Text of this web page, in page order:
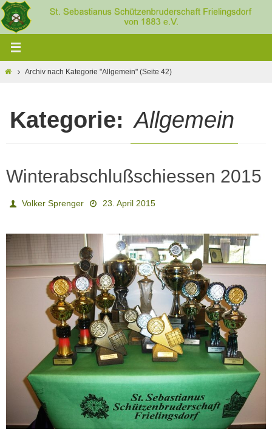
Zum
Inhalt
HomeArchiv nach Kategorie "Allgemein" (Seite 42)
Kategorie: Allgemein
Winterabschlußschiessen 2015
Volker Sprenger 23. April 2015